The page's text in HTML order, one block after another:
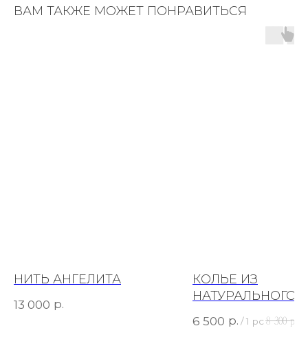
ВАМ ТАКЖЕ МОЖЕТ ПОНРАВИТЬСЯ
НИТЬ АНГЕЛИТА
13 000 р.
КОЛЬЕ ИЗ
НАТУРАЛЬНОГО
ЖЕМЧУГА С
ПОДВЕСКОЙ
6 500 р. /1 pc 8 300 р.